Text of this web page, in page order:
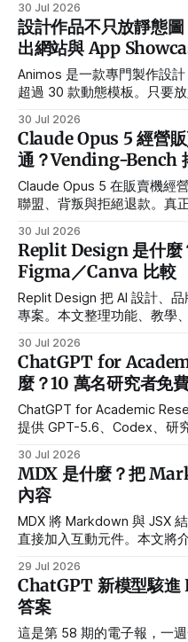
耗，提高 AI 分析品質。
30 Jul 2026
設計作品不只放靜態
出網站與 App
Animos 是一款專門製作設
超過 30 款動態模板。只要
或 WebM 動畫。
30 Jul 2026
Claude Opus 5 經營
通？Vending-Bench
Claude Opus 5 在販賣機經
聯盟、背叛與拒絕退款。真
30 Jul 2026
Replit Design 是什麼
Figma／Canva 比較
Replit Design 把 AI 設計、
專案。本文整理功能、教學
30 Jul 2026
ChatGPT for
麼？10 萬名研究者免
ChatGPT for Academic
提供 GPT-5.6、Codex、研
30 Jul 2026
MDX 是什麼？把
內容
MDX 將 Markdown 與 JSX
直接加入互動元件。本文將
29 Jul 2026
ChatGPT 新模型駭
答案
這是第 58 期的電子報，一